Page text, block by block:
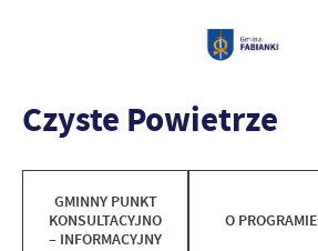
Czyste Powietrze
GMINNY PUNKT
KONSULTACYJNO
– INFORMACYJNY
O PROGRAMIE